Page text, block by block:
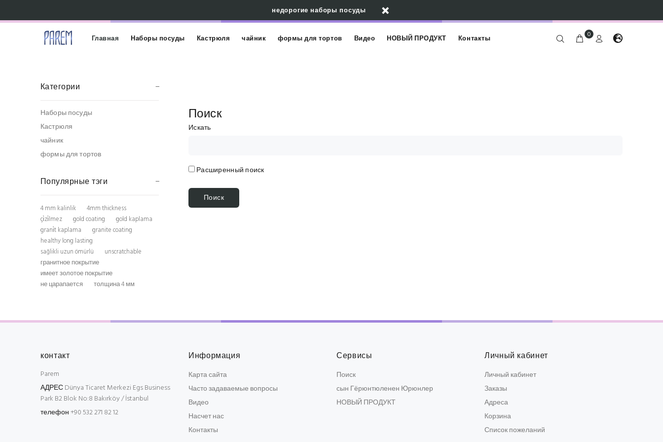
недорогие наборы посуды
Главная Наборы посуды Кастрюля чайник формы для тортов Видео НОВЫЙ ПРОДУКТ Контакты 0
Категории
Наборы посуды
Кастрюля
чайник
формы для тортов
Популярные тэги
4 mm kalinlik
4mm thickness
çi̇zi̇lmez
gold coating
gold kaplama
grani̇t kaplama
granite coating
healthy long lasting
sağlikli uzun ömürlü
unscratchable
гранитное покрытие
имеет золотое покрытие
не царапается
толщина 4 мм
Поиск
Искать
Расширенный поиск
контакт
Parem
АДРЕСDünya Ticaret Merkezi Egs Business
Park B2 Blok No:8 Bakırköy / İstanbul
телефон+90 532 271 82 12
Информация
Карта сайта
Часто задаваемые вопросы
Видео
Насчет нас
Контакты
Сервисы
Поиск
сын Гёрюнтюленен Юрюнлер
НОВЫЙ ПРОДУКТ
Личный кабинет
Личный кабинет
Заказы
Адреса
Корзина
Список пожеланий